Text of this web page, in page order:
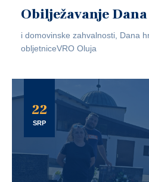
Obilježavanje
i domovinske zahvalnosti, Dana
obljetniceVRO Oluja
22
SRP